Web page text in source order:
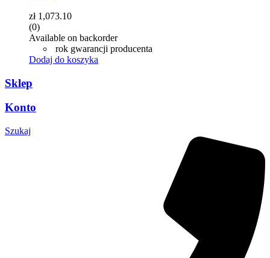
zł1,073.10
(0)
Available on backorder
rok gwarancji producenta
Dodaj do koszyka
Sklep
Konto
Szukaj